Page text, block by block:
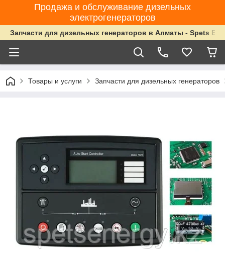
Продажа и обслуживание дизельных
электрогенераторов
Запчасти для дизельных генераторов в Алматы - Spets
Товары и услуги Запчасти для дизельных генераторов